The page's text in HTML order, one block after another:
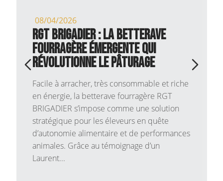
08/04/2026
RGT BRIGADIER : la betterave
fourragère émergente qui
révolutionne le pâturage
Facile à arracher, très consommable et riche
en énergie, la betterave fourragère RGT
BRIGADIER s’impose comme une solution
stratégique pour les éleveurs en quête
d’autonomie alimentaire et de performances
animales. Grâce au témoignage d’un
Laurent...